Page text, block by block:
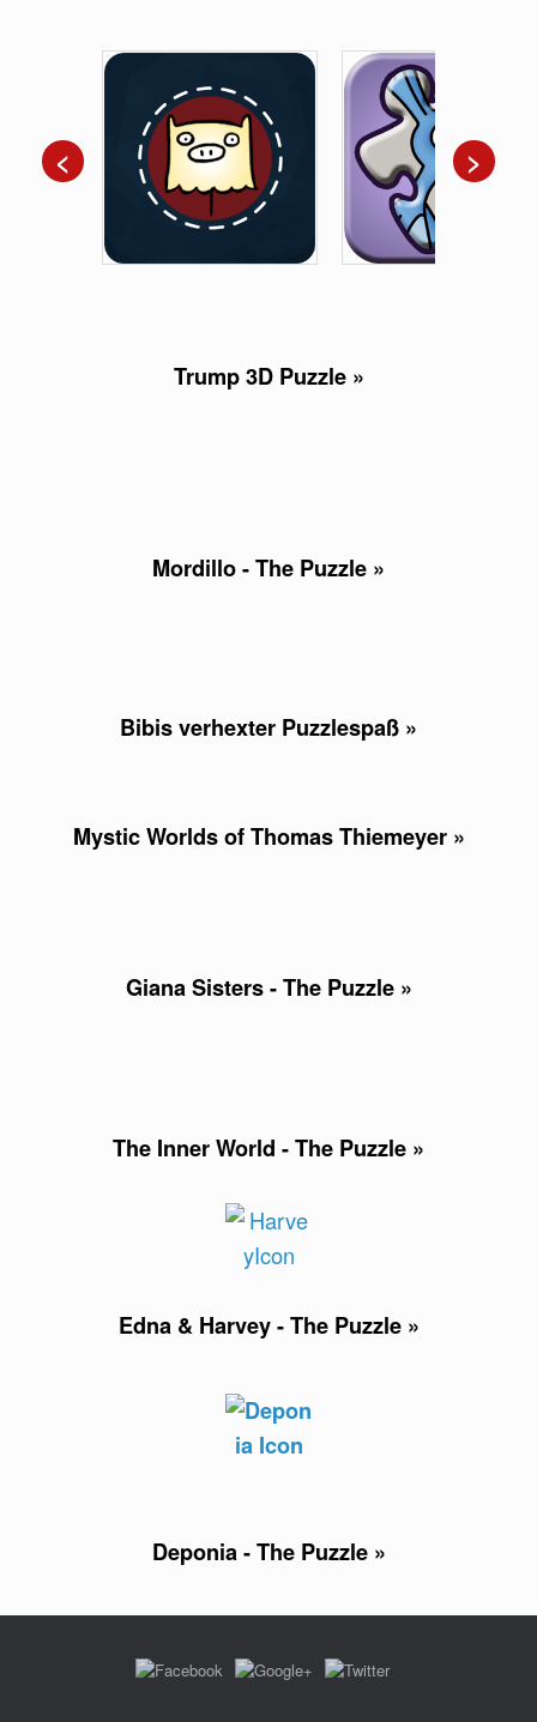
< >
Trump 3D Puzzle »
Mordillo - The Puzzle »
Bibis verhexter Puzzlespaß »
Mystic Worlds of Thomas Thiemeyer »
Giana Sisters - The Puzzle »
The Inner World - The Puzzle »
Edna & Harvey - The Puzzle »
Deponia - The Puzzle »